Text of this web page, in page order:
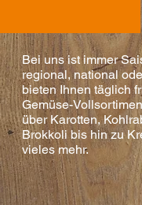
Bei uns ist immer
regional, national
bietenIhnen täglich
Gemüse-
über Karotten,
Brokkolibis hin zu
vieles mehr.